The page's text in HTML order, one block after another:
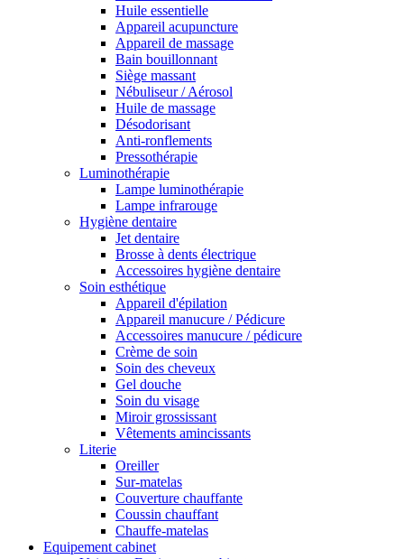
Huile essentielle
Appareil acupuncture
Appareil de massage
Bain bouillonnant
Siège massant
Nébuliseur / Aérosol
Huile de massage
Désodorisant
Anti-ronflements
Pressothérapie
Luminothérapie
Lampe luminothérapie
Lampe infrarouge
Hygiène dentaire
Jet dentaire
Brosse à dents électrique
Accessoires hygiène dentaire
Soin esthétique
Appareil d'épilation
Appareil manucure / Pédicure
Accessoires manucure / pédicure
Crème de soin
Soin des cheveux
Gel douche
Soin du visage
Miroir grossissant
Vêtements amincissants
Literie
Oreiller
Sur-matelas
Couverture chauffante
Coussin chauffant
Chauffe-matelas
Equipement cabinet